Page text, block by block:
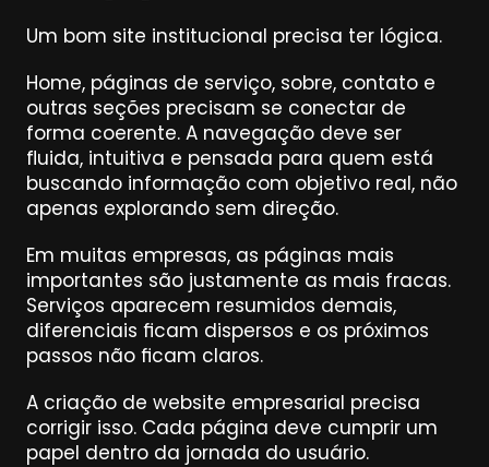
Um bom site institucional precisa ter lógica.
Home, páginas de serviço, sobre, contato e
outras seções precisam se conectar de
forma coerente. A navegação deve ser
fluida, intuitiva e pensada para quem está
buscando informação com objetivo real, não
apenas explorando sem direção.
Em muitas empresas, as páginas mais
importantes são justamente as mais fracas.
Serviços aparecem resumidos demais,
diferenciais ficam dispersos e os próximos
passos não ficam claros.
A criação de website empresarial precisa
corrigir isso. Cada página deve cumprir um
papel dentro da jornada do usuário.